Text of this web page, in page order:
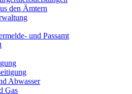
den Ämtern
und Passamt
Abwasser
Gas